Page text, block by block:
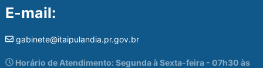
E-mail:
gabinete@itaipulandia.pr.gov.br
Horário de Atendimento: Segunda à Sexta-feira - 07h30 às